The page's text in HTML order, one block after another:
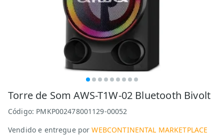
Torre de Som AWS-T1W-02 Bluetooth Bivolt
Código: PMKP002478001129-00052
Vendido e entregue por WEBCONTINENTAL MARKETPLACE